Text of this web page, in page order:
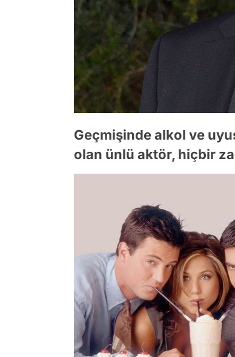
Geçmişinde alkol ve
olan ünlü aktör, hiçbir